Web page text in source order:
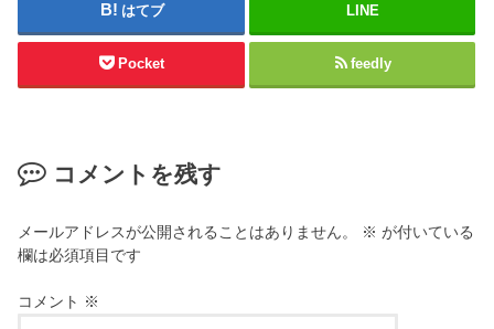
はてブ LINE
Pocket feedly
コメントを残す
メールアドレスが公開されることはありません。 ※ が付いている
欄は必須項目です
コメント ※